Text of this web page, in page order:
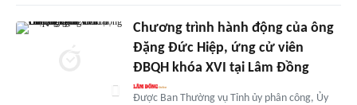
Chương trình hành động của ông
Đặng Đức Hiệp, ứng cử viên
ĐBQH khóa XVI tại Lâm Đồng
Được Ban Thường vụ Tỉnh ủy phân công, Ủy